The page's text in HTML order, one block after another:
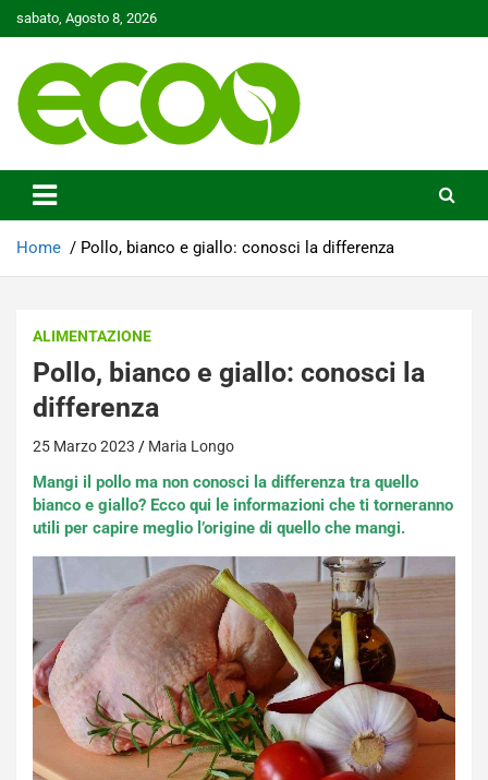
to
sabato, Agosto 8, 2026
Ecoo.it
Home Pollo, bianco e giallo: conosci la differenza
ALIMENTAZIONE
Pollo, bianco e giallo: conosci la
differenza
25 Marzo 2023 Maria Longo
Mangi il pollo ma non conosci la differenza tra quello
bianco e giallo? Ecco qui le informazioni che ti torneranno
utili per capire meglio l’origine di quello che mangi.